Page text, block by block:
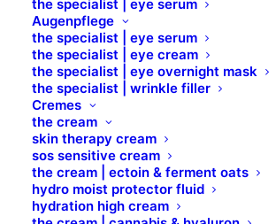
the specialist | eye serum
Augenpflege
the specialist | eye serum
the specialist | eye cream
the specialist | eye overnight mask
the specialist | wrinkle filler
Cremes
the cream
skin therapy cream
sos sensitive cream
the cream | ectoin & ferment oats
hydro moist protector fluid
hydration high cream
Silicone Pot - NEU
weiß